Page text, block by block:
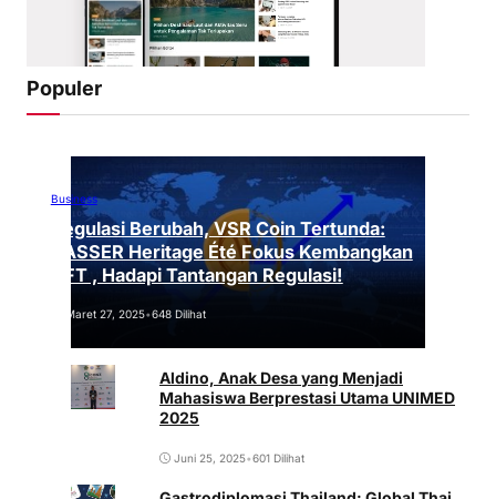
Populer
Business
Regulasi Berubah, VSR Coin Tertunda:
VASSER Heritage Été Fokus Kembangkan
NFT , Hadapi Tantangan Regulasi!
Maret 27, 2025•648 Dilihat
Aldino, Anak Desa yang Menjadi
Mahasiswa Berprestasi Utama UNIMED
2025
Juni 25, 2025•601 Dilihat